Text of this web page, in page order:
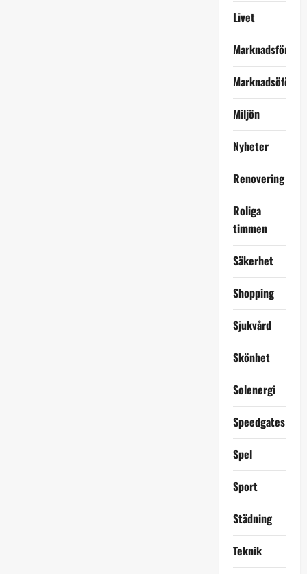
Livet
Marknadsföring
Marknadsöföring
Miljön
Nyheter
Renovering
Roliga
timmen
Säkerhet
Shopping
Sjukvård
Skönhet
Solenergi
Speedgates
Spel
Sport
Städning
Teknik